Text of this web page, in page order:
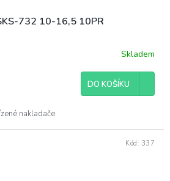
732 10-16,5 10PR
Skladem
DO KOŠÍKU
nakladače.
Kód: 337